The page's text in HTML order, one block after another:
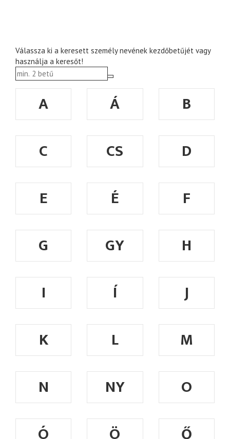
Válassza ki a keresett személy nevének kezdőbetűjét vagy
használja a keresőt!
A Á
B
C
CS
D
E
É
F
G
GY
H
I
Í
J
K
L
M
N
NY
O